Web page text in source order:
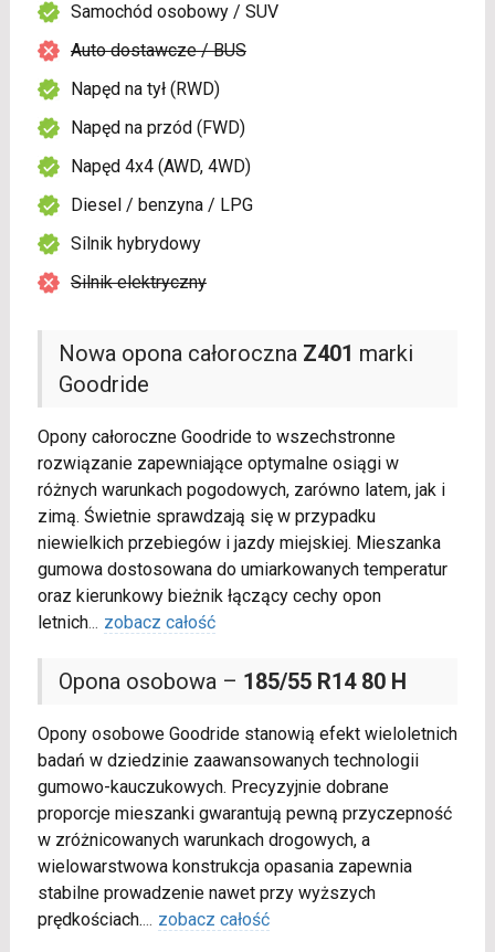
Nowa opona całoroczna Z401 marki
Goodride
Opony całoroczne Goodride to wszechstronne
rozwiązanie zapewniające optymalne osiągi w
różnych warunkach pogodowych, zarówno latem, jak i
zimą. Świetnie sprawdzają się w przypadku
niewielkich przebiegów i jazdy miejskiej. Mieszanka
gumowa dostosowana do umiarkowanych temperatur
oraz kierunkowy bieżnik łączący cechy opon
letnich... zobacz całość
Opona osobowa – 185/55 R14 80 H
Opony osobowe Goodride stanowią efekt wieloletnich
badań w dziedzinie zaawansowanych technologii
gumowo-kauczukowych. Precyzyjnie dobrane
proporcje mieszanki gwarantują pewną przyczepność
w zróżnicowanych warunkach drogowych, a
wielowarstwowa konstrukcja opasania zapewnia
stabilne prowadzenie nawet przy wyższych
prędkościach.... zobacz całość
Samochód osobowy / SUV
Auto dostawcze / BUS
Napęd na tył (RWD)
Napęd na przód (FWD)
Napęd 4x4 (AWD, 4WD)
Diesel / benzyna / LPG
Silnik hybrydowy
Silnik elektryczny